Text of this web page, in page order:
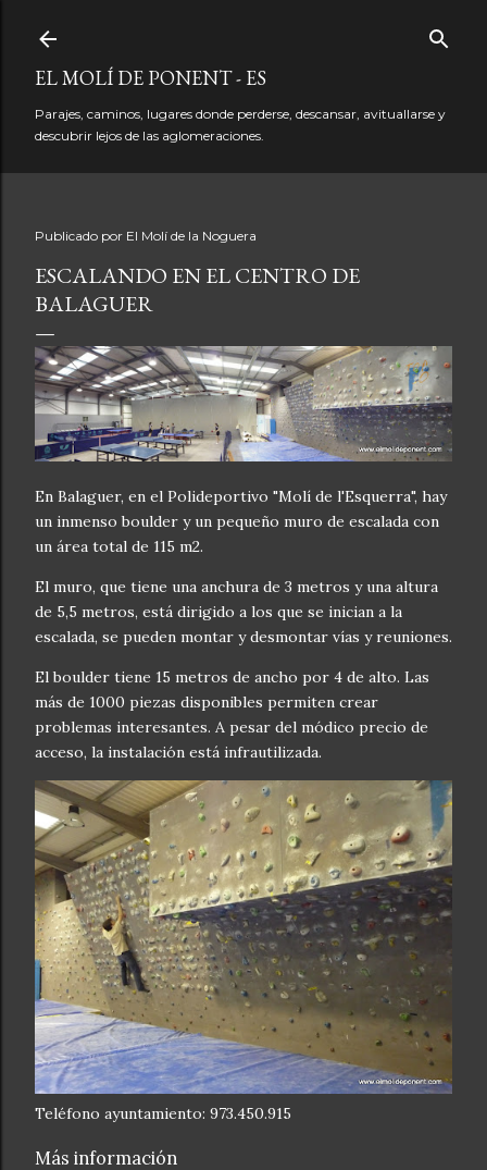
EL MOLÍ DE PONENT - ES
Parajes, caminos, lugares donde perderse, descansar, avituallarse y
descubrir lejos de las aglomeraciones.
Publicado por El Molí de la Noguera
ESCALANDO EN EL CENTRO DE
BALAGUER
En Balaguer, en el Polideportivo "Molí de l'Esquerra", hay
un inmenso boulder y un pequeño muro de escalada con
un área total de 115 m2.
El muro, que tiene una anchura de 3 metros y una altura
de 5,5 metros, está dirigido a los que se inician a la
escalada, se pueden montar y desmontar vías y reuniones.
El boulder tiene 15 metros de ancho por 4 de alto. Las
más de 1000 piezas disponibles permiten crear
problemas interesantes. A pesar del módico precio de
acceso, la instalación está infrautilizada.
Teléfono ayuntamiento: 973.450.915
Más información